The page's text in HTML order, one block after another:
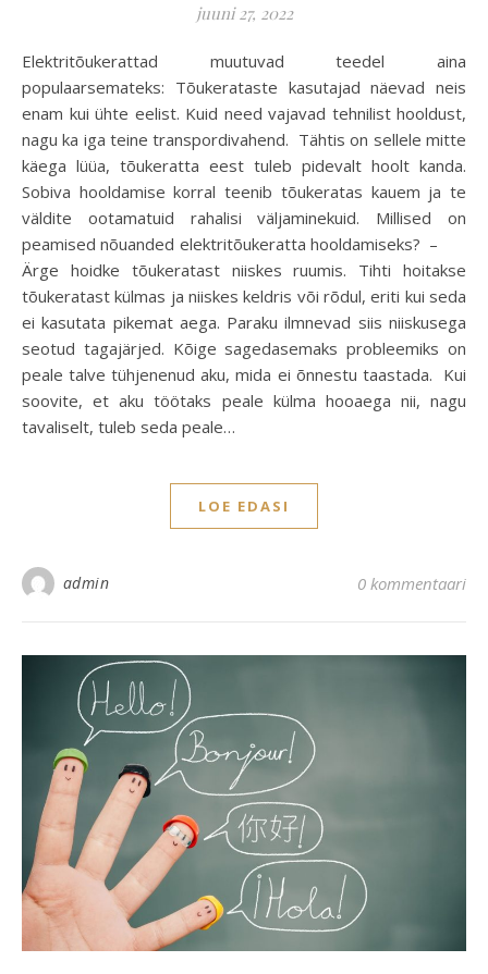
juuni 27, 2022
Elektritõukerattad muutuvad teedel aina
populaarsemateks: Tõukerataste kasutajad näevad neis
enam kui ühte eelist. Kuid need vajavad tehnilist hooldust,
nagu ka iga teine transpordivahend. Tähtis on sellele mitte
käega lüüa, tõukeratta eest tuleb pidevalt hoolt kanda.
Sobiva hooldamise korral teenib tõukeratas kauem ja te
väldite ootamatuid rahalisi väljaminekuid. Millised on
peamised nõuanded elektritõukeratta hooldamiseks? –
Ärge hoidke tõukeratast niiskes ruumis. Tihti hoitakse
tõukeratast külmas ja niiskes keldris või rõdul, eriti kui seda
ei kasutata pikemat aega. Paraku ilmnevad siis niiskusega
seotud tagajärjed. Kõige sagedasemaks probleemiks on
peale talve tühjenenud aku, mida ei õnnestu taastada. Kui
soovite, et aku töötaks peale külma hooaega nii, nagu
tavaliselt, tuleb seda peale…
LOE EDASI
admin 0 kommentaari